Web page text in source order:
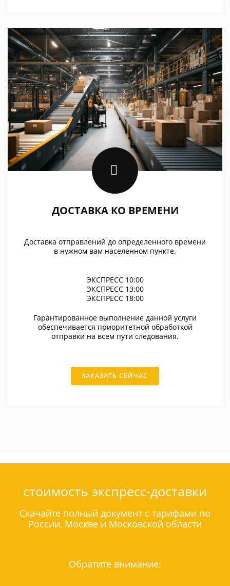
ДОСТАВКА КО ВРЕМЕНИ
Доставка отправлений до определенного времени
в нужном вам населенном пункте.
ЭКСПРЕСС 10:00
ЭКСПРЕСС 13:00
ЭКСПРЕСС 18:00
Гарантированное выполнение данной услуги
обеспечивается приоритетной обработкой
отправки на всем пути следования.
ЗАКАЗАТЬ СЕЙЧАС
стоимость экспресс-доставки
Скачайте полный документ с тарифами по
России, Москве и Московской области
Обратите внимание: